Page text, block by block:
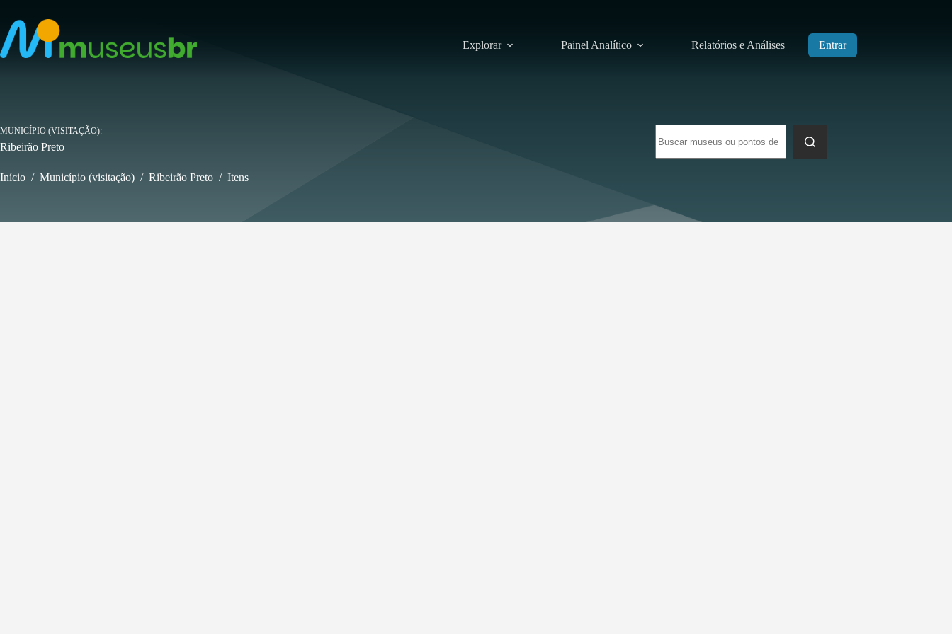
para
conteúdo
Explorar Painel Analítico Relatórios e Análises Entrar
resultados
MUNICÍPIO (VISITAÇÃO)
Ribeirão Preto
Início / Município (visitação) / Ribeirão Preto / Itens